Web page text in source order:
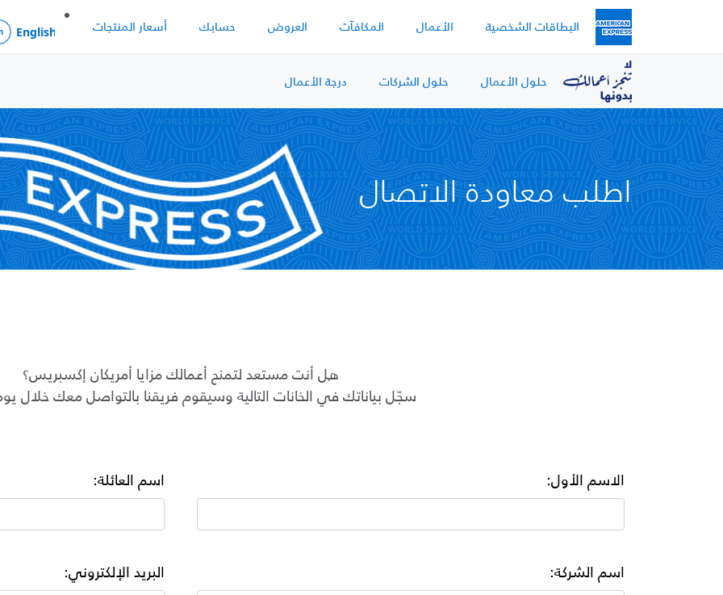
Skip to main content
البطاقات الشخصية
الأعمال المكافآت العروض حسابك أسعار المنتجات
حلول الأعمال حلول الشركات درجة الأعمال
اطلب معاودة الاتصال
هل أنت مستعد لتمنح أعمالك مزايا أمريكان إكسبريس؟
سجّل بياناتك في الخانات التالية وسيقوم فريقنا بالتواصل معك خلال
الاسم الأول: اسم العائلة:
اسم الشركة: البريد الإلكتروني: